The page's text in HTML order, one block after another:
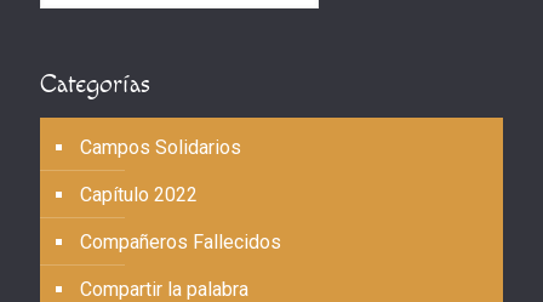
Categorías
Campos Solidarios
Capítulo 2022
Compañeros Fallecidos
Compartir la palabra